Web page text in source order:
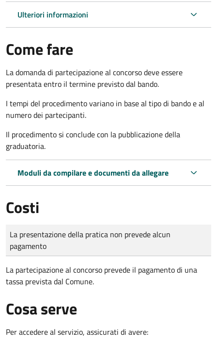
Ulteriori informazioni
Come fare
La domanda di partecipazione al concorso deve essere
presentata entro il termine previsto dal bando.
I tempi del procedimento variano in base al tipo di bando e al
numero dei partecipanti.
Il procedimento si conclude con la pubblicazione della
graduatoria.
Moduli da compilare e documenti da allegare
Costi
Tipo di pagamento
Importo
La presentazione della pratica non prevede alcun
pagamento
La partecipazione al concorso prevede il pagamento di una
tassa prevista dal Comune.
Cosa serve
Per accedere al servizio, assicurati di avere: